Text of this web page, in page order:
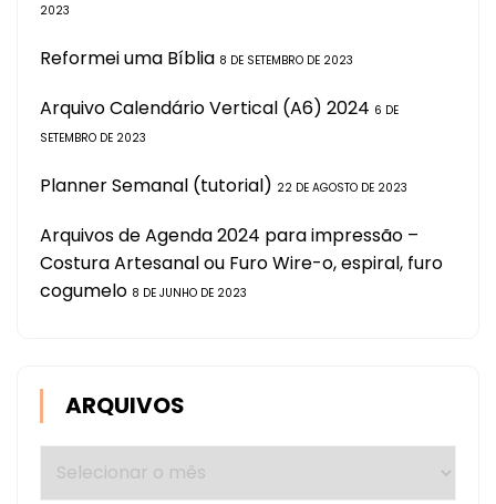
2023
Reformei uma Bíblia 8 DE SETEMBRO DE 2023
Arquivo Calendário Vertical (A6) 2024 6 DE
SETEMBRO DE 2023
Planner Semanal (tutorial) 22 DE AGOSTO DE 2023
Arquivos de Agenda 2024 para impressão –
Costura Artesanal ou Furo Wire-o, espiral, furo
cogumelo 8 DE JUNHO DE 2023
ARQUIVOS
Arquivos